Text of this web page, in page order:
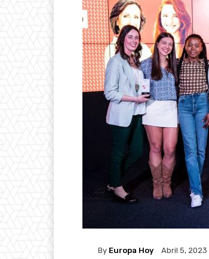
By Europa Hoy Abril 5, 2023